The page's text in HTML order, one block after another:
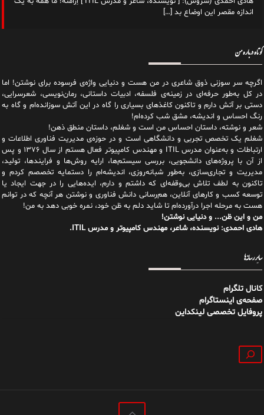
اندازه مقصر این اوضاع بد […]
کوتاه درباره من
اگرچه سر سوزنی ذوق شاعری در من هست و دنیایی واژه‌‌ی فرسوده برای نوشتن! اما
در کل به‌طور حرفه‌ای در زمینه‌ی فلسفه، ادبیات داستانی، رمان‌نویسی، شعرسرایی،
دستی بر آتش دارم و تاکنون کاغذهای بسیاری را گاه در این آتش سوزانده‌ام و گاه به
رنگ احساس و اندیشه، مشق شب کرده‌ام!
شعر و نوشته، داستان احساس من است و شغلم، داستان منطق ذهن!
شغلم یک تخصص تجربی و دانشگاهی است و در حوزه‌ی مدیریت فناوری اطلاعات و
ارتباطات و به‌عنوان مدرس ITIL و مهندس کامپیوتر فعال هستم از سال ۱۳۷۶ و پس
از آن با پروژه‌های دانشجویی، بررسی سیستم‌ها، ارایه روش‌ها و فرایندها، تولید،
مدیریت و تجاری‌سازی، به‌طور شبانه‌روزی، اندیشه‌ام را دستمایه تخصصم کردم و
تاکنون به لطف تلاش بی‌وقفه‌ای که داشتم و دارم، اید‌ه‌هایی را در جهت ایجاد یا
توسعه کسب و کارهای آنلاین، هم‌رسانی دانش فناوری و نوشتن هر آنچه که در توانم
هست به مرحله اجرا درآورده‌ام تا شاید دلم به ظن خود، نمره خوبی دهد به من!
من و این ظن... و دنیایی نوشتن!
هادی احمدی: نویسنده، شاعر، مهندس کامپیوتر و مدرس ITIL.
سایر رسانه‌ها
کانال تلگرام
صفحه‌ی اینستاگرام
پروفایل تخصصی لینکداین
جستجو